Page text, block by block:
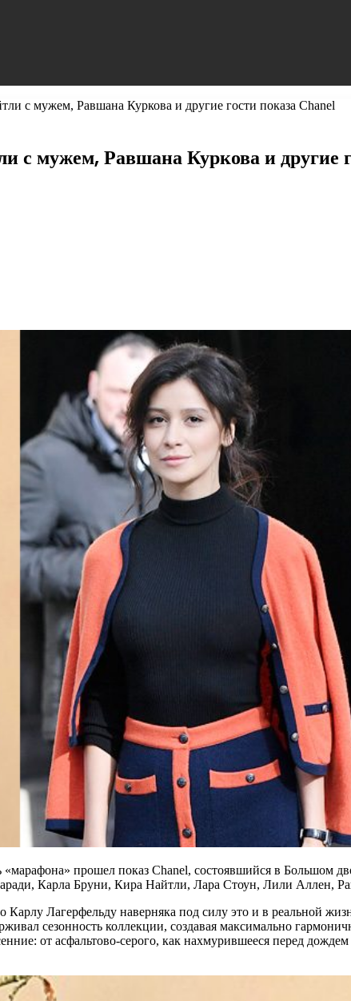
с мужем, Равшана Куркова и другие гости показа Chanel
с мужем, Равшана Куркова и другие
прошел показ Chanel, состоявшийся в Большом
Карла Бруни, Кира Найтли, Лара Стоун, Лили Аллен,
Лагерфельду наверняка под силу это и в реальной
сезонность коллекции, создавая максимально
от асфальтово-серого, как нахмурившееся перед